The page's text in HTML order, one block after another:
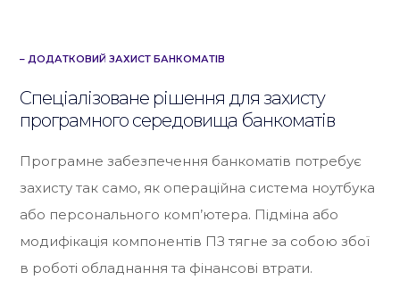
– ДОДАТКОВИЙ ЗАХИСТ БАНКОМАТІВ
Спеціалізоване рішення для захисту
програмного середовища банкоматів
Програмне забезпечення банкоматів потребує
захисту так само, як операційна система ноутбука
або персонального комп’ютера. Підміна або
модифікація компонентів ПЗ тягне за собою збої
в роботі обладнання та фінансові втрати.